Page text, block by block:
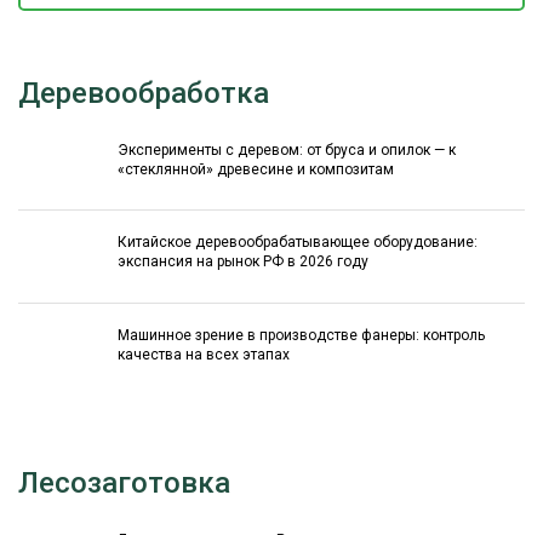
Деревообработка
Эксперименты с деревом: от бруса и опилок — к
«стеклянной» древесине и композитам
Китайское деревообрабатывающее оборудование:
экспансия на рынок РФ в 2026 году
Машинное зрение в производстве фанеры: контроль
качества на всех этапах
Лесозаготовка